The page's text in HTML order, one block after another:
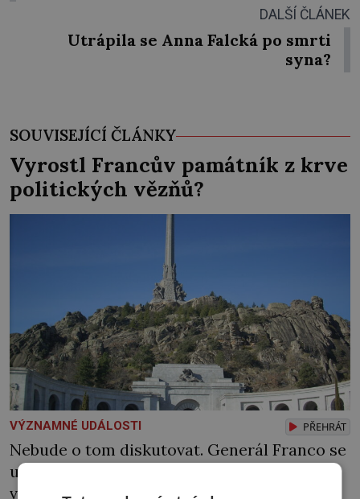
DALŠÍ ČLÁNEK
Utrápila se Anna Falcká po smrti
syna?
SOUVISEJÍCÍ ČLÁNKY
Vyrostl Francův památník z krve
politických vězňů?
VÝZNAMNÉ UDÁLOSTI PŘEHRÁT
Nebude o tom diskutovat. Generál Franco se
už rozhodl! Na odlehlém místě v horách
vyroste monumentální památník jako pocta